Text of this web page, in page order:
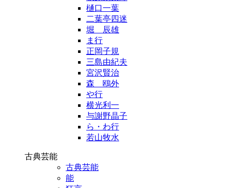
樋口一葉
二葉亭四迷
堀 辰雄
ま行
正岡子規
三島由紀夫
宮沢賢治
森 鴎外
や行
横光利一
与謝野晶子
ら・わ行
若山牧水
古典芸能
古典芸能
能